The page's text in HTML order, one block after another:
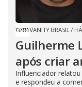
VANITY BRASIL/
Guilherme
após criar
Influenciador
e respondeu a